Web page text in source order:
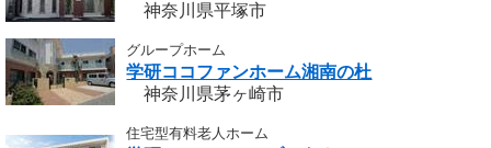
神奈川県平塚市
グループホーム
学研ココファンホーム湘南の杜
神奈川県茅ヶ崎市
住宅型有料老人ホーム